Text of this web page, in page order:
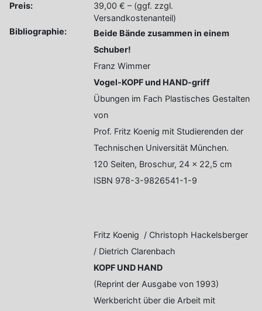
Preis:
39,00 € – (ggf. zzgl.
Versandkostenanteil)
Bibliographie:
Beide Bände zusammen in einem
Schuber!
Franz Wimmer
Vogel-KOPF und HAND-griff
Übungen im Fach Plastisches Gestalten
von
Prof. Fritz Koenig mit Studierenden der
Technischen Universität München.
120 Seiten, Broschur, 24 x 22,5 cm
ISBN 978-3-9826541-1-9
Fritz Koenig / Christoph Hackelsberger
/ Dietrich Clarenbach
KOPF UND HAND
(Reprint der Ausgabe von 1993)
Werkbericht über die Arbeit mit